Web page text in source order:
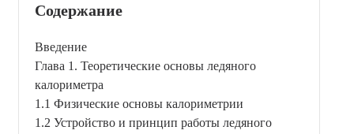
Содержание
Введение
Глава 1. Теоретические основы ледяного
калориметра
1.1 Физические основы калориметрии
1.2 Устройство и принцип работы ледяного